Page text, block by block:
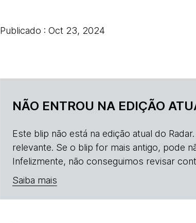
Publicado : Oct 23, 2024
NÃO ENTROU NA EDIÇÃO
Este blip não está na edição atual do
relevante. Se o blip for mais antigo, pode
Infelizmente, não conseguimos revisar
Saiba mais